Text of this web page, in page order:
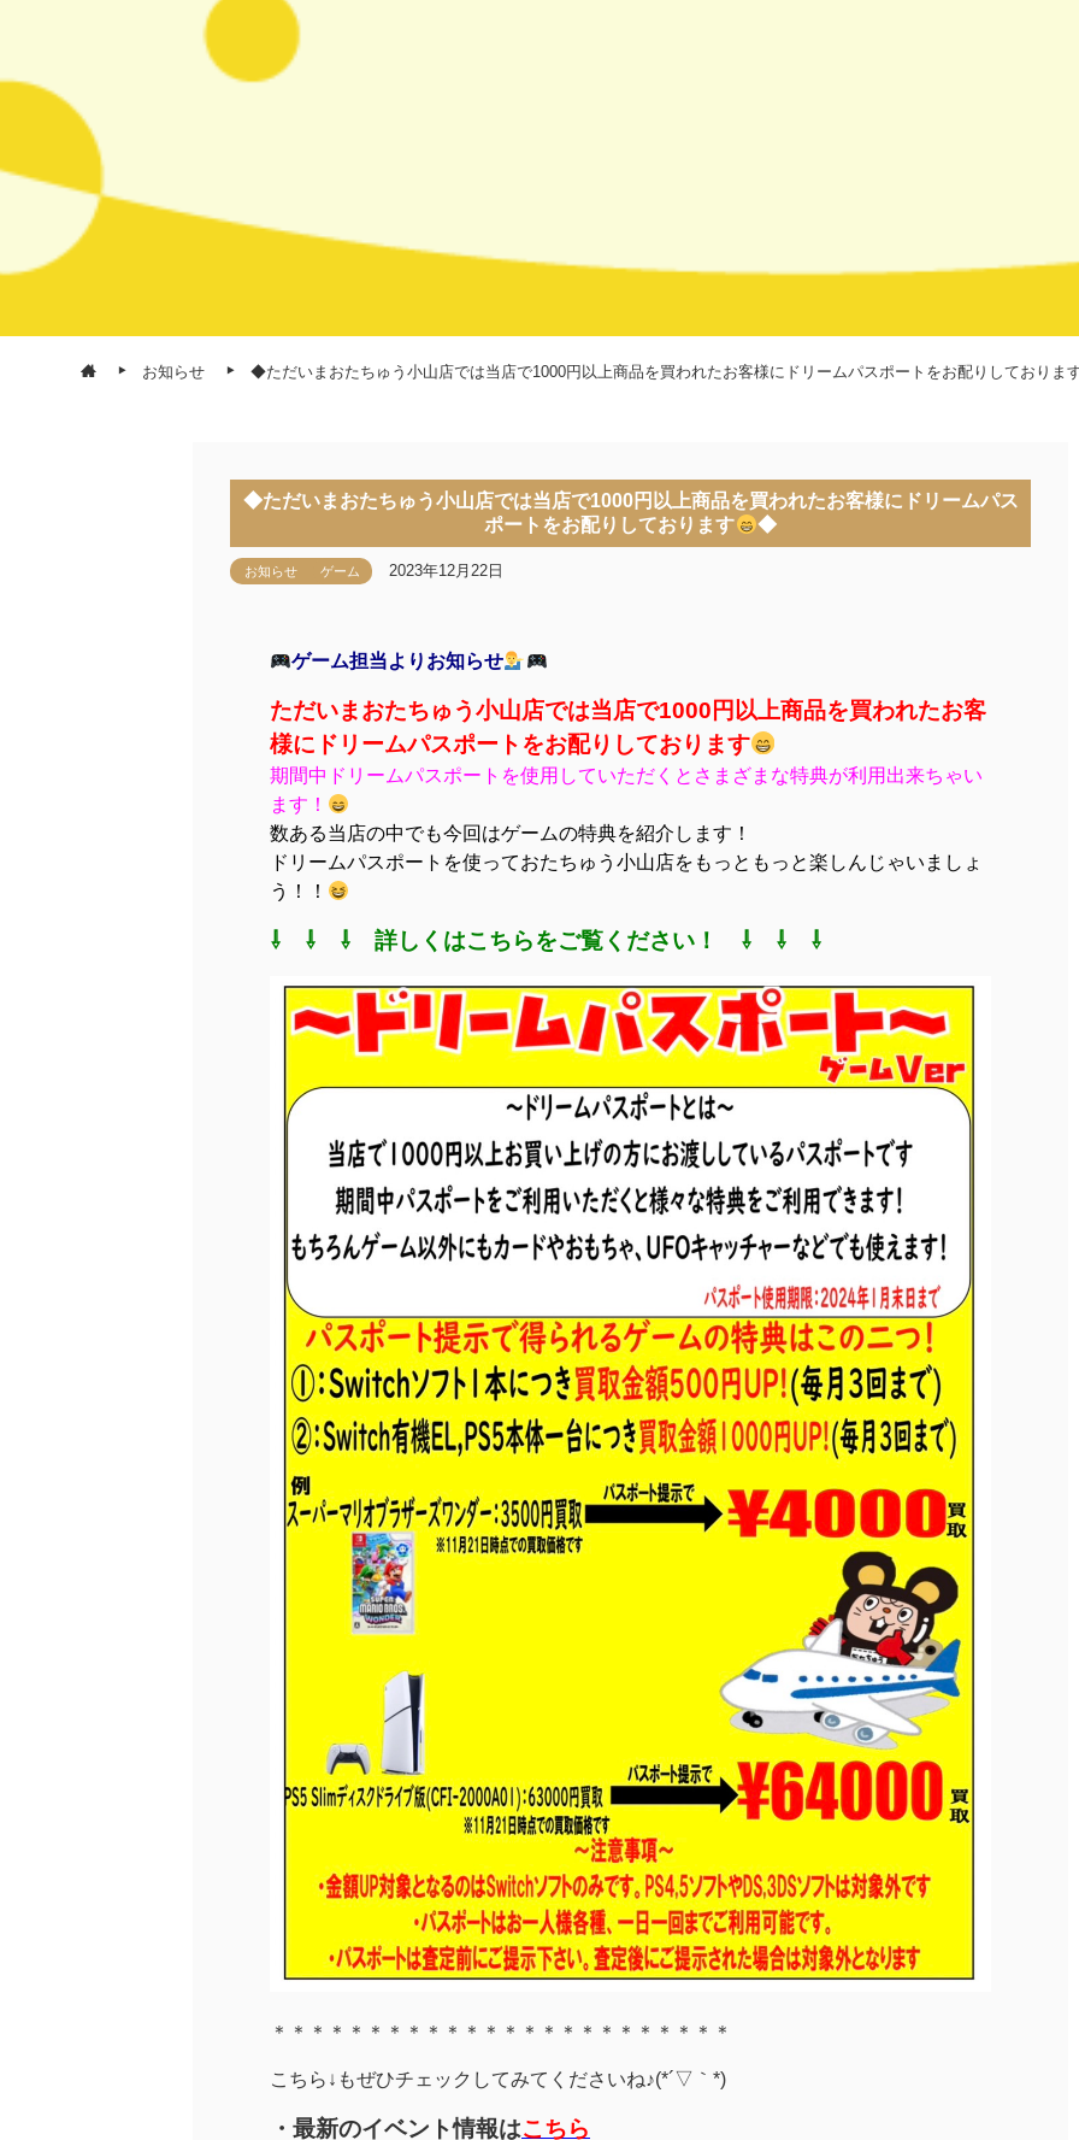
お知らせ ◆ただいまおたちゅう小山店では当店で1000円以上商品を買われたお客様にドリームパスポートをお配りしておりま
◆ただいまおたちゅう小山店では当店で1000円以上商品を買われたお客様にドリームパス
ポートをお配りしております
◆
お知らせ ゲーム 2023年12月22日
ゲーム担当よりお知らせ
ただいまおたちゅう小山店では当店で1000円以上商品を買われたお客
様に ドリームパスポートをお配りしております
期間中ドリームパスポートを使用していただくとさまざまな特典が利用出来ちゃい
ます！
数ある当店の中でも今回はゲームの特典を紹介します！
ドリームパスポートを使っておたちゅう小山店をもっともっと楽しんじゃいましょ
う！！
⇩ ⇩ ⇩ 詳しくはこちらをご覧ください！ ⇩ ⇩ ⇩
＊＊＊＊＊＊＊＊＊＊＊＊＊＊＊＊＊＊＊＊＊＊＊＊
こちら↓もぜひチェックしてみてくださいね♪(*´▽｀*)
・最新のイベント情報はこちら